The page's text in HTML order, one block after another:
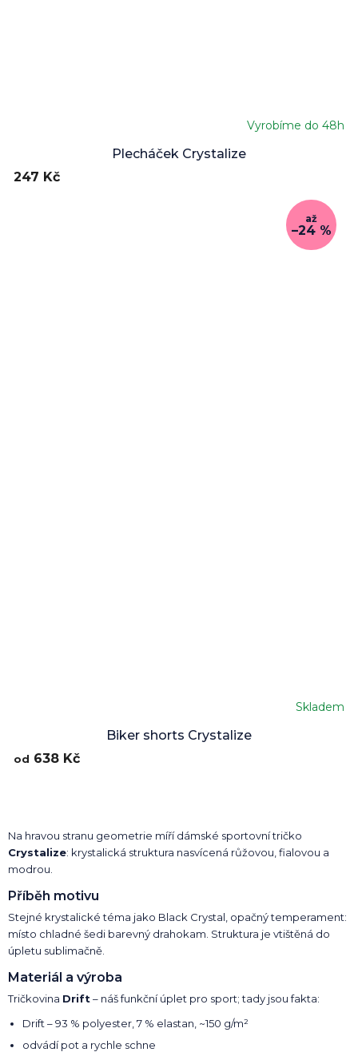
Plecháček Crystalize
Vyrobíme do 48h
247 Kč
až
–24 %
Biker shorts Crystalize
je
Skladem
od 638 Kč
Na hravou stranu geometrie míří dámské sportovní tričko
Crystalize: krystalická struktura nasvícená růžovou, fialovou a
modrou.
Příběh motivu
Stejné krystalické téma jako Black Crystal, opačný temperament:
místo chladné šedi barevný drahokam. Struktura je vtištěná do
úpletu sublimačně.
Materiál a výroba
Tričkovina Drift– náš funkční úplet pro sport; tady jsou fakta:
Drift – 93 % polyester, 7 % elastan, ~150 g/m²
odvádí pot a rychle schne